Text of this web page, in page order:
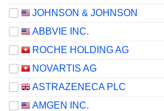
JOHNSON & JOHNSON
ABBVIE INC.
ROCHE HOLDING AG
NOVARTIS AG
ASTRAZENECA PLC
AMGEN INC.